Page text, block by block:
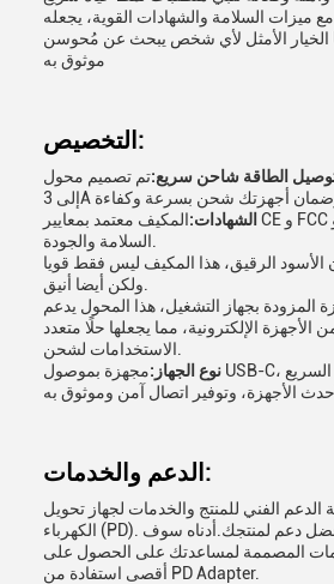
ميزات السلامة والشهادات القوية، يجعله
الخيار الأمثل لأي شخص يبحث عن مُحوسن USB PD Type-C
موثوق به
التخصيص:
الطاقة شاحن سريع:تم تصميم محول PD لدينا لتقديم ما يصل
الشهادات:المكيف معتمد بمعايير CE و FCC و RoHS ، مما يضمن
الأسود الرقيق، هذا المكيف ليس فقط قويا
المزودة بجهاز التشغيل، هذا المحول يدعم
الإلكترونية، مما يجعلها حلًا متعدد
نوع الجهاز:مجهزة بموصول USB-C، محول الشحن السريع PD لدينا
الدعم والخدمات:
الفني للمنتج والخدمات لجهاز تحويل
الكهرباء (PD). فريقنا مكرس لتوفير أفضل دعم لمنتجك.أدناه سوف
المصممة لمساعدتك على الحصول على
أقصى استفادة من PD Adapter.